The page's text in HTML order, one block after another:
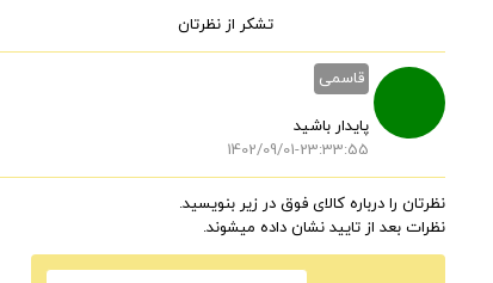
تشکر از نظرتان
قاسمی
پایدار باشید
1402/09/01-23:33:55
نظرتان را درباره کالای فوق در زیر بنویسید.
نظرات بعد از تایید نشان داده میشوند.